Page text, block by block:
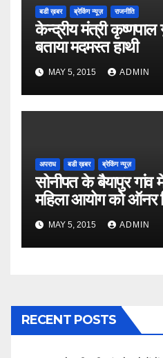
बडी ख़बर ब्रेकिंग न्यूज़ राजनीति
केन्द्रीय मंत्री
बताया मदमस्त हाथी
MAY 5, 2015 ADMIN
अपराध बडी ख़बर ब्रेकिंग न्यूज़
सोनीपत के बैयापुर गांव
महिला आयोग को
MAY 5, 2015 ADMIN
RECENT POSTS